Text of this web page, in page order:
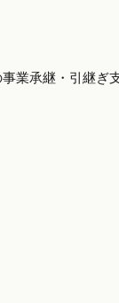
業承継・引継